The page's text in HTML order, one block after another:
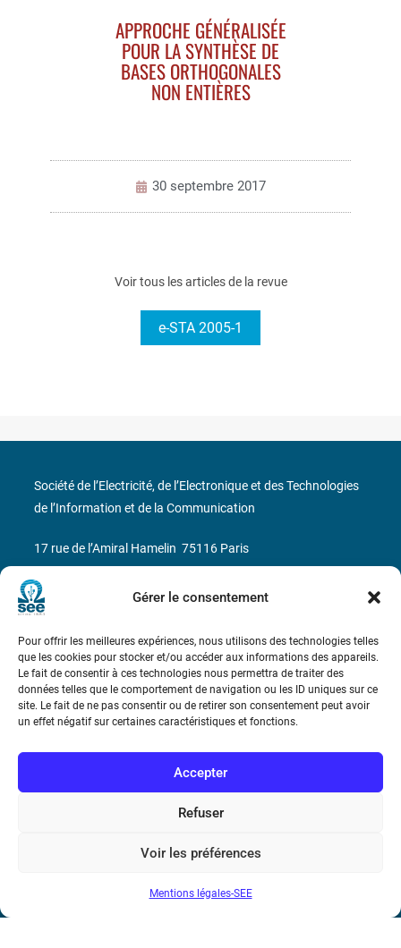
Gérer le consentement
Pour offrir les meilleures expériences, nous utilisons des technologies telles
que les cookies pour stocker et/ou accéder aux informations des appareils.
Le fait de consentir à ces technologies nous permettra de traiter des
données telles que le comportement de navigation ou les ID uniques sur ce
site. Le fait de ne pas consentir ou de retirer son consentement peut avoir
un effet négatif sur certaines caractéristiques et fonctions.
Accepter
Refuser
Voir les préférences
Mentions légales-SEE
APPROCHE GÉNÉRALISÉE
POUR LA SYNTHÈSE DE
BASES ORTHOGONALES
NON ENTIÈRES
30 septembre 2017
Voir tous les articles de la revue
e-STA 2005-1
Bicentenaire des découvertes d’André-
Marie Ampère
Conditions Générales de Vente
Mentions légales
Société de l’Electricité, de l’Electronique et des Technologies
de l’Information et de la Communication
17 rue de l’Amiral Hamelin 75116 Paris
Métro : « Boissière » Ligne 6 et « Iéna » Ligne 9
N° de SIREN : 785 393 232, Code APE : 9412Z TVA intra-
communautaire : FR44 785 393 232